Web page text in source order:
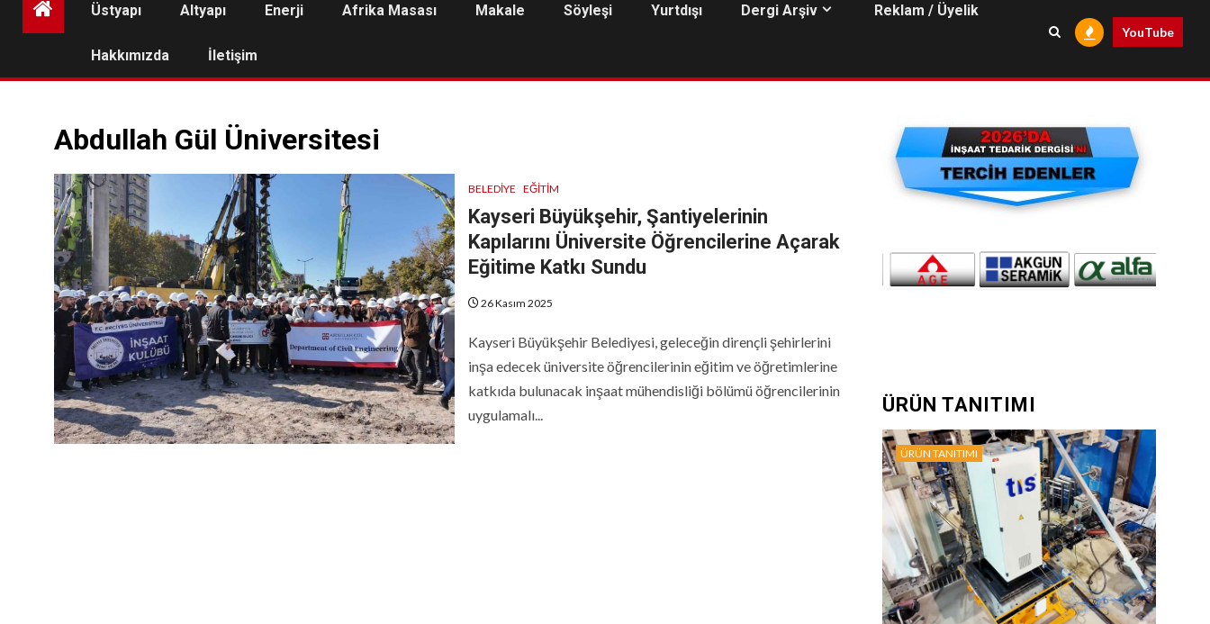
Üstyapı Altyapı Enerji Afrika Masası Makale Söyleşi Yurtdışı Dergi Arşiv Reklam / Üyelik
Hakkımızda İletişim
YouTube
Abdullah Gül Üniversitesi
BELEDIYE EĞITIM
Kayseri Büyükşehir, Şantiyelerinin
Kapılarını Üniversite Öğrencilerine Açarak
Eğitime Katkı Sundu
26 Kasım 2025
Kayseri Büyükşehir Belediyesi, geleceğin dirençli şehirlerini
inşa edecek üniversite öğrencilerinin eğitim ve öğretimlerine
katkıda bulunacak inşaat mühendisliği bölümü öğrencilerinin
uygulamalı...
ÜRÜN TANITIMI
ÜRÜN TANITIMI